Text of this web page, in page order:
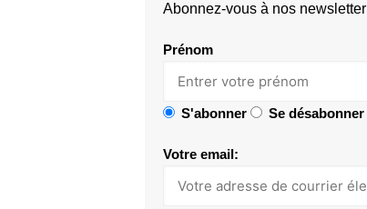
Abonnez-vous à nos newsletter
Prénom
S'abonner Se désabonner
Votre email: